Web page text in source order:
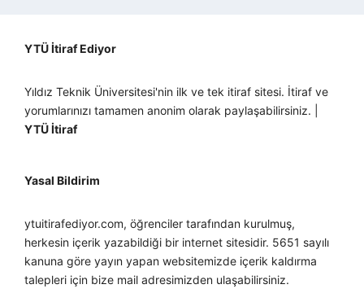
YTÜ İtiraf Ediyor
Yıldız Teknik Üniversitesi'nin ilk ve tek itiraf sitesi. İtiraf ve
yorumlarınızı tamamen anonim olarak paylaşabilirsiniz. |
YTÜ İtiraf
Yasal Bildirim
ytuitirafediyor.com, öğrenciler tarafından kurulmuş,
herkesin içerik yazabildiği bir internet sitesidir. 5651 sayılı
kanuna göre yayın yapan websitemizde içerik kaldırma
talepleri için bize mail adresimizden ulaşabilirsiniz.